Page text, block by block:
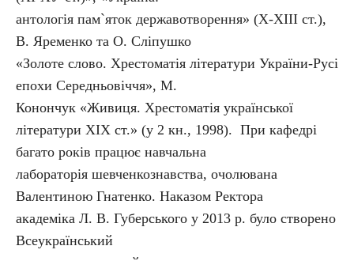
антологія пам`яток державотворення» (Х-ХІІІ ст.),
В. Яременко та О. Сліпушко
«Золоте слово. Хрестоматія літератури України-Русі
епохи Середньовіччя», М.
Конончук «Живиця. Хрестоматія української
літератури ХІХ ст.» (у 2 кн., 1998). При кафедрі
багато років працює навчальна
лабораторія шевченкознавства, очолювана
Валентиною Гнатенко. Наказом Ректора
академіка Л. В. Губерського у 2013 р. було створено
Всеукраїнський